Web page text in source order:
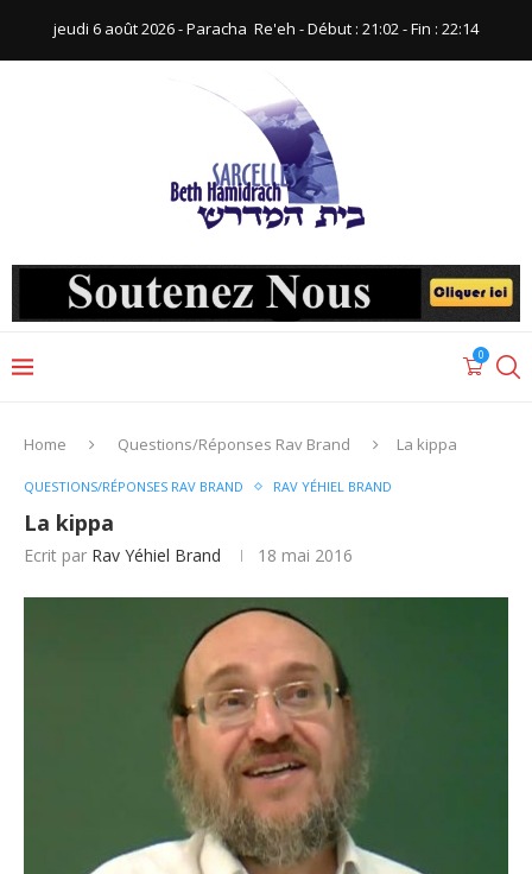
jeudi 6 août 2026 - Paracha ‪ Re'eh‬ - Début : 21:02‬ - Fin : ‪22:14‬
0
Home Questions/Réponses Rav Brand La kippa
QUESTIONS/RÉPONSES RAV BRAND RAV YÉHIEL BRAND
La kippa
Ecrit par Rav Yéhiel Brand 18 mai 2016